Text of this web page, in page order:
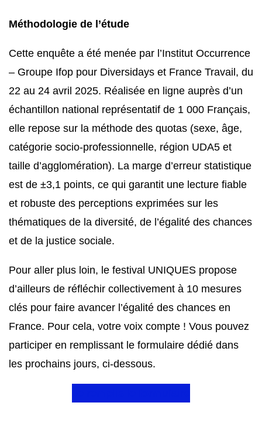
Méthodologie de l’étude
Cette enquête a été menée par l’Institut Occurrence
– Groupe Ifop pour Diversidays et France Travail, du
22 au 24 avril 2025. Réalisée en ligne auprès d’un
échantillon national représentatif de 1 000 Français,
elle repose sur la méthode des quotas (sexe, âge,
catégorie socio-professionnelle, région UDA5 et
taille d’agglomération). La marge d’erreur statistique
est de ±3,1 points, ce qui garantit une lecture fiable
et robuste des perceptions exprimées sur les
thématiques de la diversité, de l’égalité des chances
et de la justice sociale.
Pour aller plus loin, le festival UNIQUES propose
d’ailleurs de réfléchir collectivement à 10 mesures
clés pour faire avancer l’égalité des chances en
France. Pour cela, votre voix compte ! Vous pouvez
participer en remplissant le formulaire dédié dans
les prochains jours, ci-dessous.